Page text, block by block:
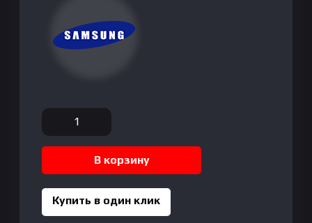
Количество
товара
Телевизор
VA|
55"|
В корзину
Купить в один клик